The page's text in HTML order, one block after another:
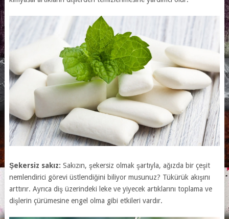
Şekersiz sakız: Sakızın, şekersiz olmak şartıyla, ağızda bir çeşit
nemlendirici görevi üstlendiğini biliyor musunuz? Tükürük akışını
arttırır. Ayrıca diş üzerindeki leke ve yiyecek artıklarını toplama ve
dişlerin çürümesine engel olma gibi etkileri vardır.